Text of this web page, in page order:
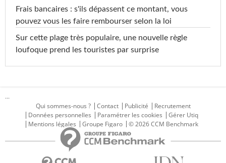
Frais bancaires : s'ils dépassent ce montant, vous
pouvez vous les faire rembourser selon la loi
Sur cette plage très populaire, une nouvelle règle
loufoque prend les touristes par surprise
...
Qui sommes-nous ?
Contact Publicité
Recrutement
Données personnelles
Paramétrer les cookies
Gérer Utiq
Mentions légales
Groupe Figaro © 2026 CCM Benchmark